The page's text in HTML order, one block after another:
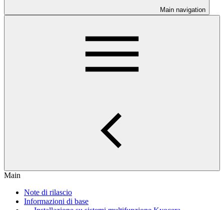
Main navigation
Main
Note di rilascio
Informazioni di base